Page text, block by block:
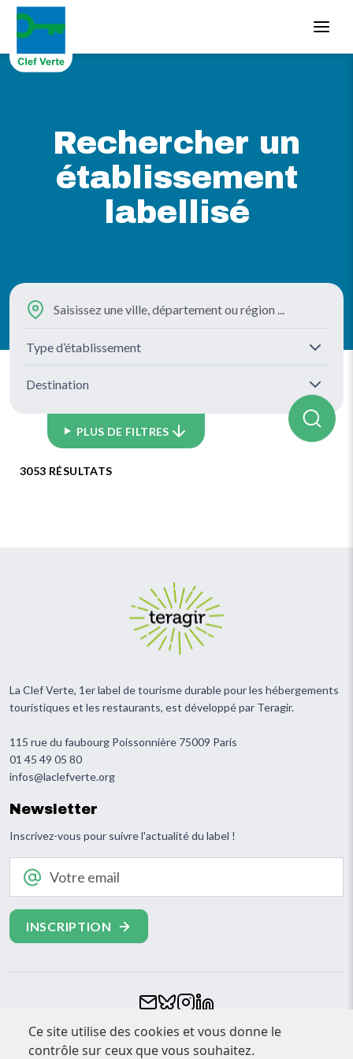
Rechercher un
établissement
labellisé
Type d’établissement
Destination
PLUS DE FILTRES
3053 RÉSULTATS
Ce site utilise des cookies et vous donne le
contrôle sur ceux que vous souhaitez.
La Clef Verte, 1er label de tourisme durable pour les hébergements
touristiques et les restaurants, est développé par Teragir.
115 rue du faubourg Poissonnière 75009 Paris
01 45 49 05 80
infos@laclefverte.org
Newsletter
Inscrivez-vous pour suivre l'actualité du label !
Footer
CONTACT